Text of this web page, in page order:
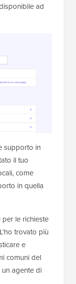
ad
supporto in
il tuo
come
in quella
le richieste
trovato più
e
comuni del
agente di